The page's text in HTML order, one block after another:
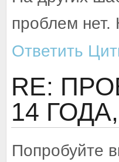
проблем нет.
Ответить
RE:
14
Попробуйте